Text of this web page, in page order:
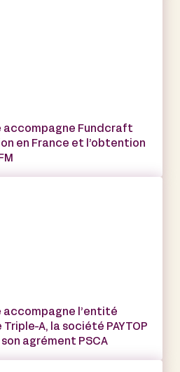
accompagne Fundcraft
en France et l’obtention
accompagne l’entité
A, la société PAYTOP
agrément PSCA